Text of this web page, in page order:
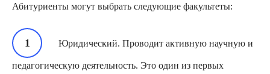
Абитуриенты могут выбрать следующие факультеты:
Юридический. Проводит активную научную и
педагогическую деятельность. Это один из первых